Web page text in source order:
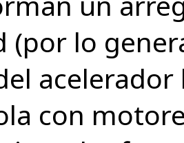
(por lo
con